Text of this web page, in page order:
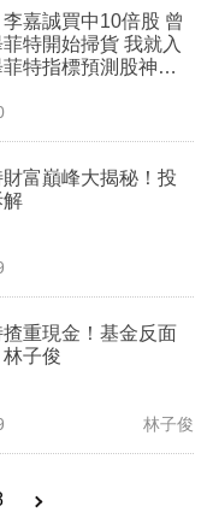
嘉誠買中10倍股 曾
特開始掃貨 我就入
特指標預測股神入
財富巔峰大揭秘！投
解
重現金！基金反面
子俊
林子俊